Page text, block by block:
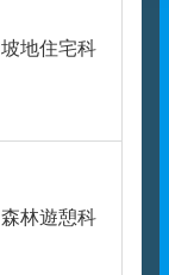
坡地住宅科
森林遊憩科